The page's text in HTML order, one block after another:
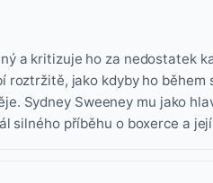
a kritizuje ho za nedostatek
roztržitě, jako kdyby ho
Sydney Sweeney mu jako
silného příběhu o boxerce a